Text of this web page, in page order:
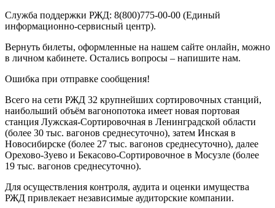
Служба поддержки РЖД: 8(800)775-00-00 (Единый
информационно-сервисный центр).
Вернуть билеты, оформленные на нашем сайте онлайн, можно
в личном кабинете. Остались вопросы – напишите нам.
Ошибка при отправке сообщения!
Всего на сети РЖД 32 крупнейших сортировочных станций,
наибольший объём вагонопотока имеет новая портовая
станция Лужская-Сортировочная в Ленинградской области
(более 30 тыс. вагонов среднесуточно), затем Инская в
Новосибирске (более 27 тыс. вагонов среднесуточно), далее
Орехово-Зуево и Бекасово-Сортировочное в Мосузле (более
19 тыс. вагонов среднесуточно).
Для осуществления контроля, аудита и оценки имущества
РЖД привлекает независимые аудиторские компании.